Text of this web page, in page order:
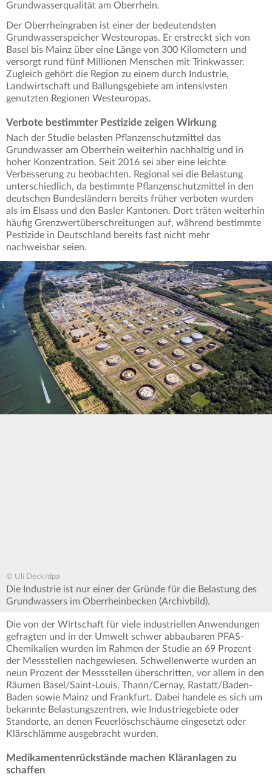
Grundwasserqualität am Oberrhein.
Der Oberrheingraben ist einer der bedeutendsten
Grundwasserspeicher Westeuropas. Er erstreckt sich von
Basel bis Mainz über eine Länge von 300 Kilometern und
versorgt rund fünf Millionen Menschen mit Trinkwasser.
Zugleich gehört die Region zu einem durch Industrie,
Landwirtschaft und Ballungsgebiete am intensivsten
genutzten Regionen Westeuropas.
Verbote bestimmter Pestizide zeigen Wirkung
Nach der Studie belasten Pflanzenschutzmittel das
Grundwasser am Oberrhein weiterhin nachhaltig und in
hoher Konzentration. Seit 2016 sei aber eine leichte
Verbesserung zu beobachten. Regional sei die Belastung
unterschiedlich, da bestimmte Pflanzenschutzmittel in den
deutschen Bundesländern bereits früher verboten wurden
als im Elsass und den Basler Kantonen. Dort träten weiterhin
häufig Grenzwertüberschreitungen auf, während bestimmte
Pestizide in Deutschland bereits fast nicht mehr
nachweisbar seien.
© Uli Deck/dpa
Die Industrie ist nur einer der Gründe für die Belastung des
Grundwassers im Oberrheinbecken (Archivbild).
Die von der Wirtschaft für viele industriellen Anwendungen
gefragten und in der Umwelt schwer abbaubaren PFAS-
Chemikalien wurden im Rahmen der Studie an 69 Prozent
der Messstellen nachgewiesen. Schwellenwerte wurden an
neun Prozent der Messstellen überschritten, vor allem in den
Räumen Basel/Saint-Louis, Thann/Cernay, Rastatt/Baden-
Baden sowie Mainz und Frankfurt. Dabei handele es sich um
bekannte Belastungszentren, wie Industriegebiete oder
Standorte, an denen Feuerlöschschäume eingesetzt oder
Klärschlämme ausgebracht wurden.
Medikamentenrückstände machen Kläranlagen zu
schaffen